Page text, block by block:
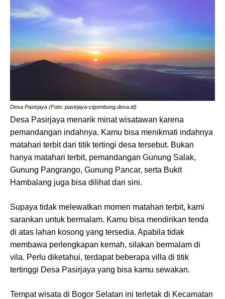
Desa Pasirjaya (Foto: pasirjaya-cigombong.desa.id)
Desa Pasirjaya menarik minat wisatawan karena
pemandangan indahnya. Kamu bisa menikmati indahnya
matahari terbit dari titik tertingi desa tersebut. Bukan
hanya matahari terbit, pemandangan Gunung Salak,
Gunung Pangrango, Gunung Pancar, serta Bukit
Hambalang juga bisa dilihat dari sini.
Supaya tidak melewatkan momen matahari terbit, kami
sarankan untuk bermalam. Kamu bisa mendirikan tenda
di atas lahan kosong yang tersedia. Apabila tidak
membawa perlengkapan kemah, silakan bermalam di
vila. Perlu diketahui, terdapat beberapa villa di titik
tertinggi Desa Pasirjaya yang bisa kamu sewakan.
Tempat wisata di Bogor Selatan ini terletak di Kecamatan